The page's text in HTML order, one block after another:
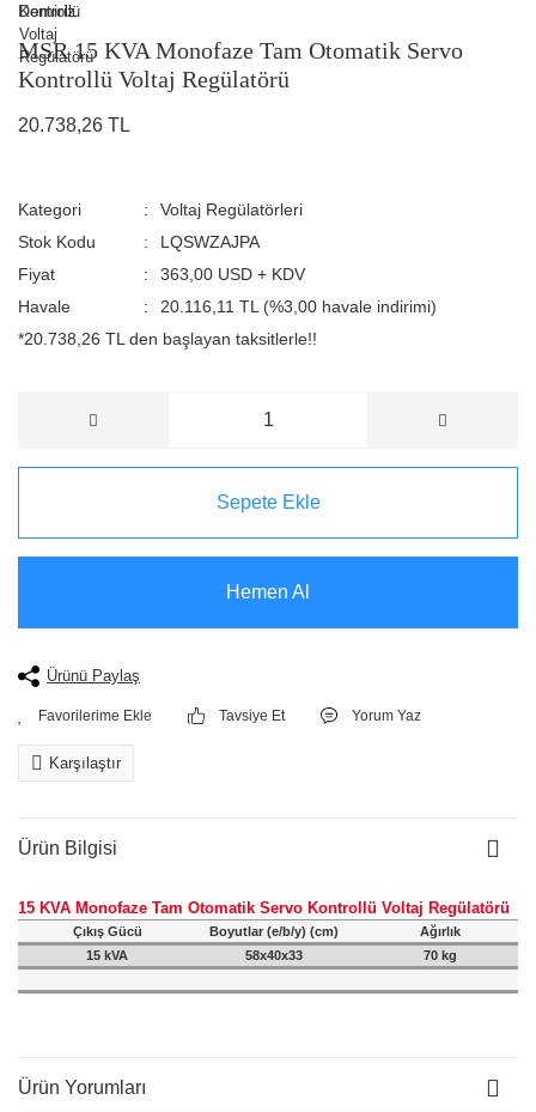
Demiriz
MSR 15 KVA Monofaze Tam Otomatik Servo
Kontrollü Voltaj Regülatörü
20.738,26 TL
Kategori
Voltaj Regülatörleri
Stok Kodu
LQSWZAJPA
Fiyat
363,00 USD + KDV
Havale
20.116,11 TL (%3,00 havale indirimi)
*20.738,26 TL den başlayan taksitlerle!!
Sepete Ekle
Hemen Al
Ürünü Paylaş
Tavsiye Et Yorum Yaz
Karşılaştır
Ürün Bilgisi
15 KVA Monofaze Tam Otomatik Servo Kontrollü Voltaj Regülatörü
Çıkış Gücü Boyutlar (e/b/y) (cm)
Ağırlık
15 kVA
58x40x33 70 kg
Ürün Yorumları